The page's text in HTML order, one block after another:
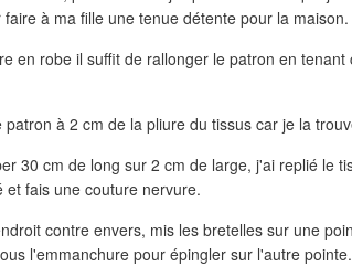
à ma fille une tenue détente pour la maison.
en robe il suffit de rallonger le patron en tenant
à 2 cm de la pliure du tissus car je la
30 cm de long sur 2 cm de large, j'ai replié le
fais une couture nervure.
contre envers, mis les bretelles sur une
l'emmanchure pour épingler sur l'autre pointe.